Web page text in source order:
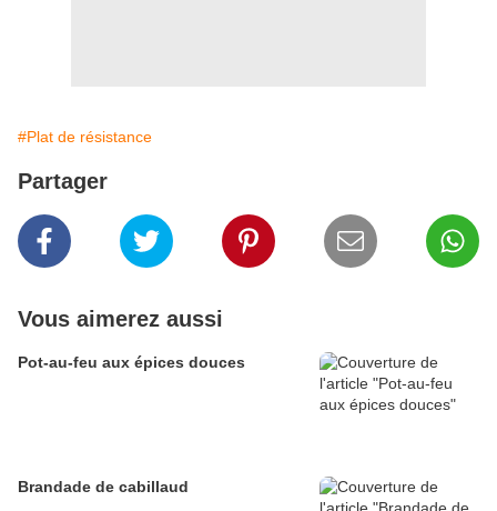
#Plat de résistance
Partager
Vous aimerez aussi
Pot-au-feu aux épices douces
Brandade de cabillaud